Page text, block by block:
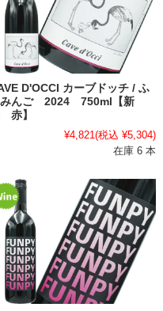
D'OCCI カーブドッチ / ふ
みんご 2024 750ml【新
赤】
¥4,821(税込 ¥5,304)
在庫 6 本